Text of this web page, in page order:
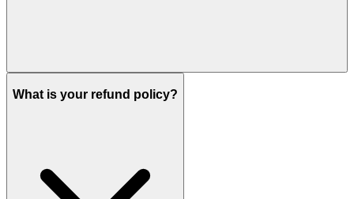
What is your refund policy?